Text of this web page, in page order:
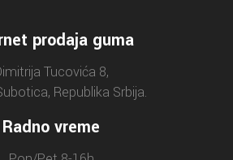
prodaja guma
Tucovića 8,
Republika Srbija.
Radno vreme